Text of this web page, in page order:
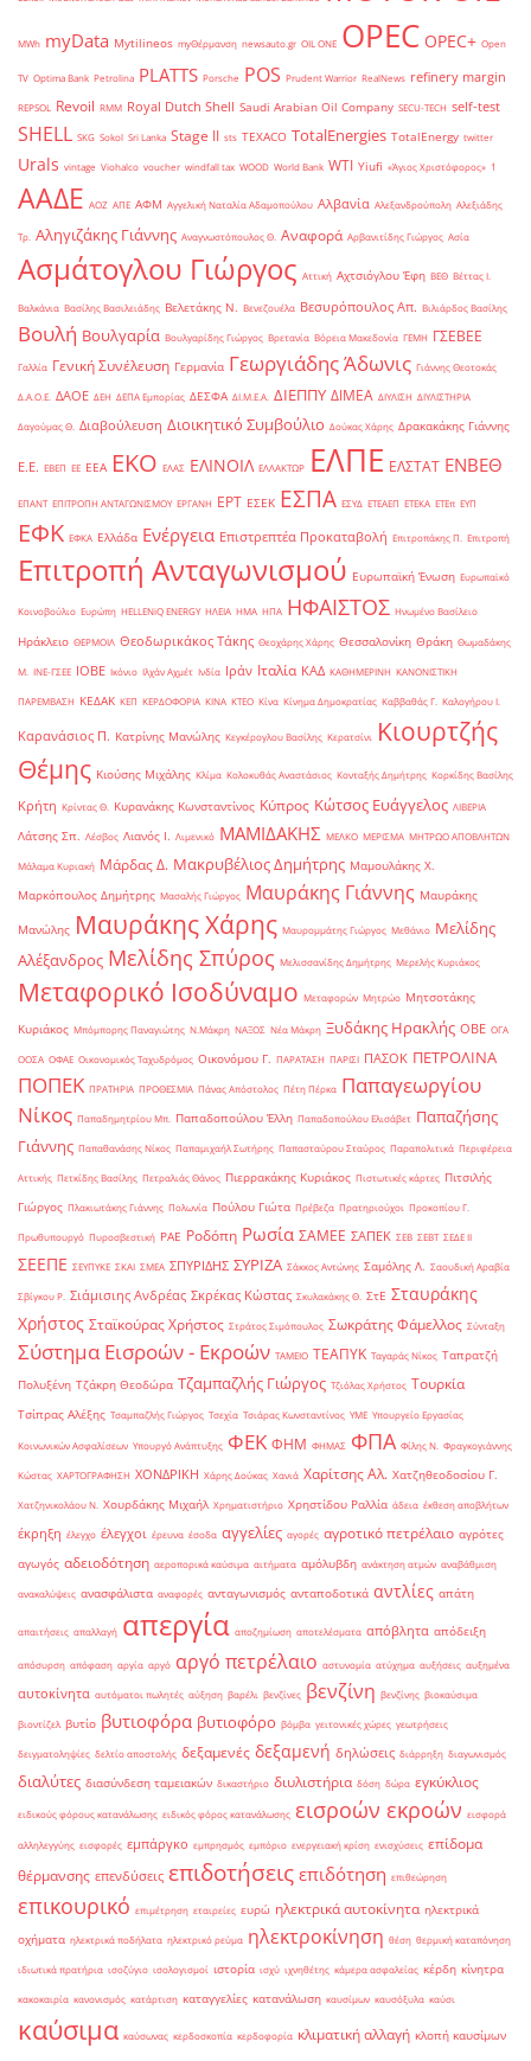
MWh myData Mytilineos myΘέρμανση newsauto.gr OIL ONE OPEC OPEC+ Open
TV Optima Bank Petrolina PLATTS Porsche POS Prudent Warrior RealNews refinery margin
REPSOL Revoil RMM Royal Dutch Shell Saudi Arabian Oil Company SECU-TECH self-test
SHELL SKG Sokol Sri Lanka Stage II sts TEXACO TotalEnergies TotalEnergy twitter
Urals vintage Viohalco voucher windfall tax WOOD World Bank WTI Yiufi «Άγιος Χριστόφορος» ΄1
ΑΑΔΕ ΑΟΖ ΑΠΕ ΑΦΜ Αγγελική Ναταλία Αδαμοπούλου Αλβανία Αλεξανδρούπολη Αλεξιάδης
Τρ. Αληγιζάκης Γιάννης Αναγνωστόπουλος Θ. Αναφορά Αρβανιτίδης Γιώργος Ασία
Ασμάτογλου Γιώργος Αττική Αχτσιόγλου Έφη ΒΕΘ Βέττας Ι.
Βαλκάνια Βασίλης Βασιλειάδης Βελετάκης Ν. Βενεζουέλα Βεσυρόπουλος Απ. Βιλιάρδος Βασίλης
Βουλή Βουλγαρία Βουλγαρίδης Γιώργος Βρετανία Βόρεια Μακεδονία ΓΕΜΗ ΓΣΕΒΕΕ
Γαλλία Γενική Συνέλευση Γερμανία Γεωργιάδης Άδωνις Γιάννης Θεοτοκάς
Δ.Α.Ο.Ε. ΔΑΟΕ ΔΕΗ ΔΕΠΑ Εμπορίας ΔΕΣΦΑ ΔΙ.Μ.Ε.Α. ΔΙΕΠΠΥ ΔΙΜΕΑ ΔΙΥΛΙΣΗ ΔΙΥΛΙΣΤΗΡΙΑ
Δαγούμας Θ. Διαβούλευση Διοικητικό Συμβούλιο Δούκας Χάρης Δρακακάκης Γιάννης
Ε.Ε. ΕΒΕΠ ΕΕ ΕΕΑ ΕΚΟ ΕΛΑΣ ΕΛΙΝΟΙΛ ΕΛΛΑΚΤΩΡ ΕΛΠΕ ΕΛΣΤΑΤ ΕΝΒΕΘ
ΕΠΑΝΤ ΕΠΙΤΡΟΠΗ ΑΝΤΑΓΩΝΙΣΜΟΥ ΕΡΓΑΝΗ ΕΡΤ ΕΣΕΚ ΕΣΠΑ ΕΣΥΔ ΕΤΕΑΕΠ ΕΤΕΚΑ ΕΤΕπ ΕΥΠ
ΕΦΚ ΕΦΚΑ Ελλάδα Ενέργεια Επιστρεπτέα Προκαταβολή Επιτροπάκης Π. Επιτροπή
Επιτροπή Ανταγωνισμού Ευρωπαϊκή Ένωση Ευρωπαϊκό
Κοινοβούλιο Ευρώπη ΗELLENiQ ENERGY ΗΛΕΙΑ ΗΜΑ ΗΠΑ ΗΦΑΙΣΤΟΣ Ηνωμένο Βασίλειο
Ηράκλειο ΘΕΡΜΟΙΛ Θεοδωρικάκος Τάκης Θεοχάρης Χάρης Θεσσαλονίκη Θράκη Θωμαδάκης
Μ. ΙΝΕ-ΓΣΕΕ ΙΟΒΕ Ικόνιο Ιλχάν Αχμέτ Ινδία Ιράν Ιταλία ΚΑΔ ΚΑΘΗΜΕΡΙΝΗ ΚΑΝΟΝΙΣΤΙΚΗ
ΠΑΡΕΜΒΑΣΗ ΚΕΔΑΚ ΚΕΠ ΚΕΡΔΟΦΟΡΙΑ ΚΙΝΑ ΚΤΕΟ Κίνα Κίνημα Δημοκρατίας Καββαθάς Γ. Καλογήρου Ι.
Καρανάσιος Π. Κατρίνης Μανώλης Κεγκέρογλου Βασίλης Κερατσίνι
Κιουρτζής
Θέμης Κιούσης Μιχάλης Κλίμα Κολοκυθάς Αναστάσιος Κονταξής Δημήτρης Κορκίδης Βασίλης
Κρήτη Κρίντας Θ. Κυρανάκης Κωνσταντίνος Κύπρος Κώτσος Ευάγγελος ΛΙΒΕΡΙΑ
Λάτσης Σπ. Λέσβος Λιανός Ι. Λιμενικό ΜΑΜΙΔΑΚΗΣ ΜΕΛΚΟ ΜΕΡΙΣΜΑ ΜΗΤΡΩΟ ΑΠΟΒΛΗΤΩΝ
Μάλαμα Κυριακή Μάρδας Δ. Μακρυβέλιος Δημήτρης Μαμουλάκης Χ.
Μαρκόπουλος Δημήτρης Μασαλής Γιώργος Μαυράκης Γιάννης Μαυράκης
Μανώλης Μαυράκης Χάρης Μαυρομμάτης Γιώργος Μεθάνιο Μελίδης
Αλέξανδρος Μελίδης Σπύρος Μελισσανίδης Δημήτρης Μερελής Κυριάκος
Μεταφορικό Ισοδύναμο Μεταφορών Μητρώο Μητσοτάκης
Κυριάκος Μπόμπορης Παναγιώτης Ν.Μάκρη ΝΑΞΟΣ Νέα Μάκρη Ξυδάκης Ηρακλής ΟΒΕ ΟΓΑ
ΟΟΣΑ ΟΦΑΕ Οικονομικός Ταχυδρόμος Οικονόμου Γ. ΠΑΡΑΤΑΣΗ ΠΑΡΙΣΙ ΠΑΣΟΚ ΠΕΤΡΟΛΙΝΑ
ΠΟΠΕΚ ΠΡΑΤΗΡΙΑ ΠΡΟΘΕΣΜΙΑ Πάνας Απόστολος Πέτη Πέρκα Παπαγεωργίου
Νίκος Παπαδημητρίου Μπ. Παπαδοπούλου Έλλη Παπαδοπούλου Ελισάβετ Παπαζήσης
Γιάννης Παπαθανάσης Νίκος Παπαμιχαήλ Σωτήρης Παπασταύρου Σταύρος Παραπολιτικά Περιφέρεια
Αττικής Πετκίδης Βασίλης Πετραλιάς Θάνος Πιερρακάκης Κυριάκος Πιστωτικές κάρτες Πιτσιλής
Γιώργος Πλακιωτάκης Γιάννης Πολωνία Πούλου Γιώτα Πρέβεζα Πρατηριούχοι Προκοπίου Γ.
Πρωθυπουργό Πυροσβεστική ΡΑΕ Ροδόπη Ρωσία ΣΑΜΕΕ ΣΑΠΕΚ ΣΕΒ ΣΕΒΤ ΣΕΔΕ ΙΙ
ΣΕΕΠΕ ΣΕΥΠΥΚΕ ΣΚΑΙ ΣΜΕΑ ΣΠΥΡΙΔΗΣ ΣΥΡΙΖΑ Σάκκος Αντώνης Σαμόλης Λ. Σαουδική Αραβία
Σβίγκου Ρ. Σιάμισιης Ανδρέας Σκρέκας Κώστας Σκυλακάκης Θ. ΣτΕ Σταυράκης
Χρήστος Σταϊκούρας Χρήστος Στράτος Σιμόπουλος Σωκράτης Φάμελλος Σύνταξη
Σύστημα Εισροών - Εκροών ΤΑΜΕΙΟ ΤΕΑΠΥΚ Ταγαράς Νίκος Ταπρατζή
Πολυξένη Τζάκρη Θεοδώρα Τζαμπαζλής Γιώργος Τζιόλας Χρήστος Τουρκία
Τσίπρας Αλέξης Τσαμπαζλής Γιώργος Τσεχία Τσιάρας Κωνσταντίνος ΥΜΕ Υπουργείο Εργασίας
Κοινωνικών Ασφαλίσεων Υπουργό Ανάπτυξης ΦΕΚ ΦΗΜ ΦΗΜΑΣ ΦΠΑ Φίλης Ν. Φραγκογιάννης
Κώστας ΧΑΡΤΟΓΡΑΦΗΣΗ ΧΟΝΔΡΙΚΗ Χάρης Δούκας Χανιά Χαρίτσης Αλ. Χατζηθεοδοσίου Γ.
Χατζηνικολάου Ν. Χουρδάκης Μιχαήλ Χρηματιστήριο Χρηστίδου Ραλλία άδεια έκθεση αποβλήτων
έκρηξη έλεγχο έλεγχοι έρευνα έσοδα αγγελίες αγορές αγροτικό πετρέλαιο αγρότες
αγωγός αδειοδότηση αεροπορικά καύσιμα αιτήματα αμόλυβδη ανάκτηση ατμών αναβάθμιση
ανακαλύψεις ανασφάλιστα αναφορές ανταγωνισμός ανταποδοτικά αντλίες απάτη
απαιτήσεις απαλλαγή απεργία αποζημίωση αποτελέσματα απόβλητα απόδειξη
απόσυρση απόφαση αργία αργό αργό πετρέλαιο αστυνομία ατύχημα αυξήσεις αυξημένα
αυτοκίνητα αυτόματοι πωλητές αύξηση βαρέλι βενζίνες βενζίνη βενζίνης βιοκαύσιμα
βιοντίζελ βυτίο βυτιοφόρα βυτιοφόρο βόμβα γειτονικές χώρες γεωτρήσεις
δειγματοληψίες δελτίο αποστολής δεξαμενές δεξαμενή δηλώσεις διάρρηξη διαγωνισμός
διαλύτες διασύνδεση ταμειακών δικαστήριο διυλιστήρια δόση δώρα εγκύκλιος
ειδικούς φόρους κατανάλωσης ειδικός φόρος κατανάλωσης εισροών εκροών εισφορά
αλληλεγγύης εισφορές εμπάργκο εμπρησμός εμπόριο ενεργειακή κρίση ενισχύσεις επίδομα
θέρμανσης επενδύσεις επιδοτήσεις επιδότηση επιθεώρηση
επικουρικό επιμέτρηση εταιρείες ευρώ ηλεκτρικά αυτοκίνητα ηλεκτρικά
οχήματα ηλεκτρικά ποδήλατα ηλεκτρικό ρεύμα ηλεκτροκίνηση θέση θερμική καταπόνηση
ιδιωτικά πρατήρια ισοζύγιο ισολογισμοί ιστορία ισχύ ιχνηθέτης κάμερα ασφαλείας κέρδη κίνητρα
κακοκαιρία κανονισμός κατάρτιση καταγγελίες κατανάλωση καυσίμων καυσόξυλα καύσι
καύσιμα καύσωνας κερδοσκοπία κερδοφορία κλιματική αλλαγή κλοπή καυσίμων